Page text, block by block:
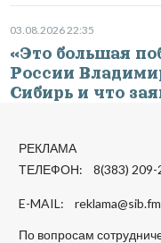
03.08.2026 22:35
«Это большая
России
Сибирь и что
РЕКЛАМА
ТЕЛЕФОН: 8(383) 209-
E-MAIL: reklama@sib.fm
По вопросам